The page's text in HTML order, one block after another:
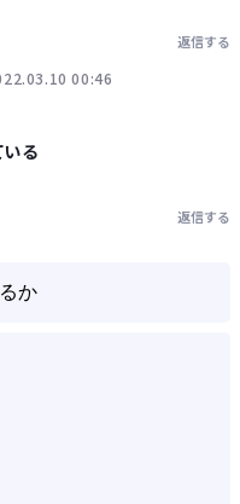
返信する
00:46
る
返信する